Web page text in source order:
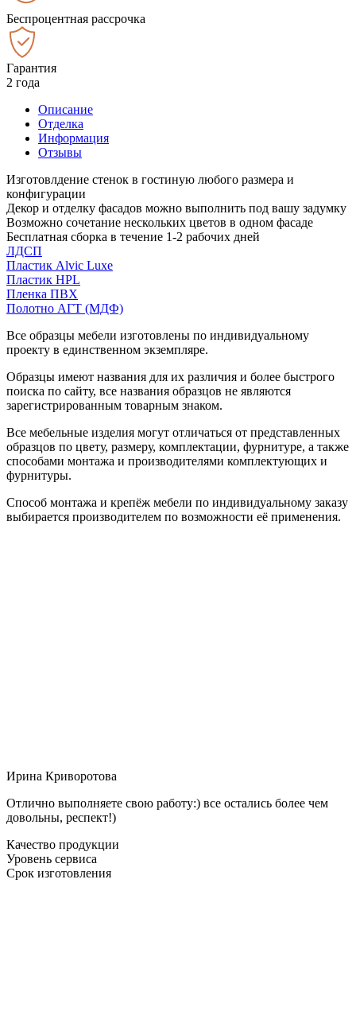
Беспроцентная рассрочка
Гарантия
2 года
Описание
Отделка
Информация
Отзывы
Изготовлдение стенок в гостиную любого размера и
конфигурации
Декор и отделку фасадов можно выполнить под вашу задумку
Возможно сочетание нескольких цветов в одном фасаде
Бесплатная сборка в течение 1-2 рабочих дней
ЛДСП
Пластик Alvic Luxe
Пластик HPL
Пленка ПВХ
Полотно АГТ (МДФ)
Все образцы мебели изготовлены по индивидуальному
проекту в единственном экземпляре.
Образцы имеют названия для их различия и более быстрого
поиска по сайту, все названия образцов не являются
зарегистрированным товарным знаком.
Все мебельные изделия могут отличаться от представленных
образцов по цвету, размеру, комплектации, фурнитуре, а также
способами монтажа и производителями комплектующих и
фурнитуры.
Способ монтажа и крепёж мебели по индивидуальному заказу
выбирается производителем по возможности её применения.
Ирина Криворотова
Отлично выполняете свою работу:) все остались более чем
довольны, респект!)
Качество продукции
Уровень сервиса
Срок изготовления